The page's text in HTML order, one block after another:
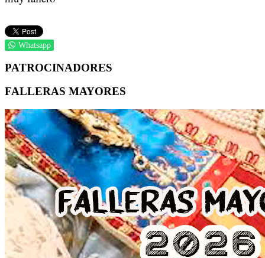
Whatsapp
PATROCINADORES
FALLERAS MAYORES